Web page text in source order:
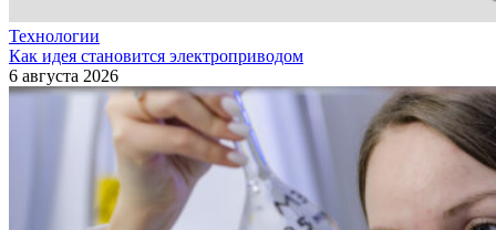
Технологии
Как идея становится электроприводом
6 августа 2026